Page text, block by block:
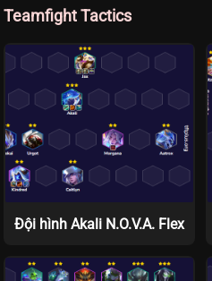
Teamfight Tactics
Đội hình Akali N.O.V.A. Flex